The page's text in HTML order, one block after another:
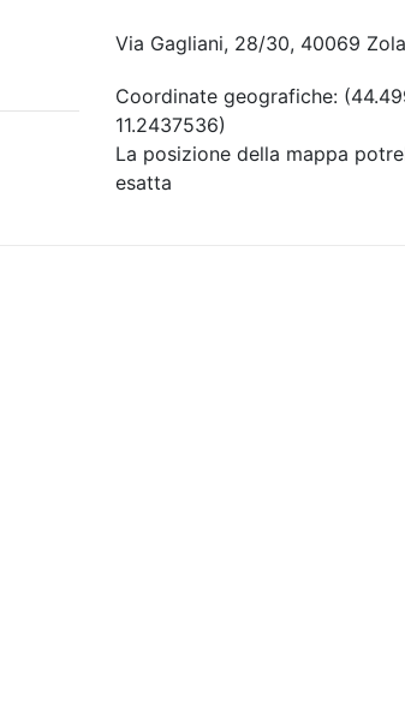
Via Gagliani, 28/30, 40069
Coordinate geografiche:
11.2437536)
La posizione della mappa
esatta